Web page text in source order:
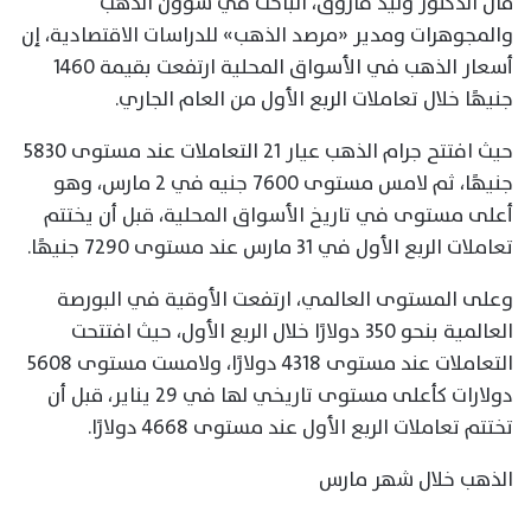
والمجوهرات ومدير «مرصد الذهب» للدراسات الاقتصادية، إن
أسعار الذهب في الأسواق المحلية ارتفعت بقيمة 1460
جنيهًا خلال تعاملات الربع الأول من العام الجاري.
حيث افتتح جرام الذهب عيار 21 التعاملات عند مستوى 5830
جنيهًا، ثم لامس مستوى 7600 جنيه في 2 مارس، وهو
أعلى مستوى في تاريخ الأسواق المحلية، قبل أن يختتم
تعاملات الربع الأول في 31 مارس عند مستوى 7290 جنيهًا.
وعلى المستوى العالمي، ارتفعت الأوقية في البورصة
العالمية بنحو 350 دولارًا خلال الربع الأول، حيث افتتحت
التعاملات عند مستوى 4318 دولارًا، ولامست مستوى 5608
دولارات كأعلى مستوى تاريخي لها في 29 يناير، قبل أن
تختتم تعاملات الربع الأول عند مستوى 4668 دولارًا.
الذهب خلال شهر مارس